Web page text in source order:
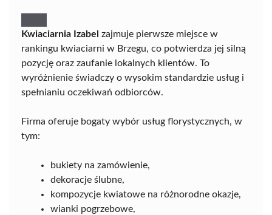
Kwiaciarnia Izabel zajmuje pierwsze miejsce w
rankingu kwiaciarni w Brzegu, co potwierdza jej silną
pozycję oraz zaufanie lokalnych klientów. To
wyróżnienie świadczy o wysokim standardzie usług i
spełnianiu oczekiwań odbiorców.
Firma oferuje bogaty wybór usług florystycznych, w
tym:
bukiety na zamówienie,
dekoracje ślubne,
kompozycje kwiatowe na różnorodne okazje,
wianki pogrzebowe,